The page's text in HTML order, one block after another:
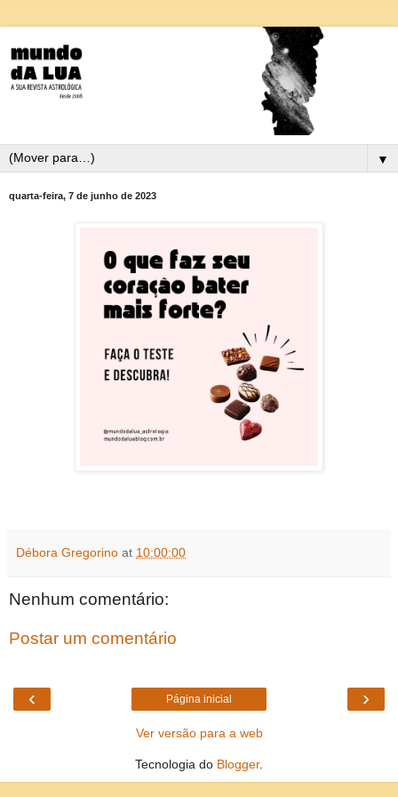
▼
quarta-feira, 7 de junho de 2023
Débora Gregorino at 10:00:00
Nenhum comentário:
Postar um comentário
‹ ›
Página inicial
Ver versão para a web
Tecnologia do Blogger.